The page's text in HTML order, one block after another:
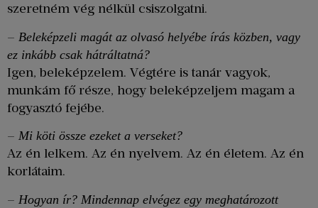
szeretném vég nélkül csiszolgatni.
– Beleképzeli magát az olvasó helyébe írás közben, vagy
ez inkább csak hátráltatná?
Igen, beleképzelem. Végtére is tanár vagyok,
munkám fő része, hogy beleképzeljem magam a
fogyasztó fejébe.
– Mi köti össze ezeket a verseket?
Az én lelkem. Az én nyelvem. Az én életem. Az én
korlátaim.
– Hogyan ír? Mindennap elvégez egy meghatározott